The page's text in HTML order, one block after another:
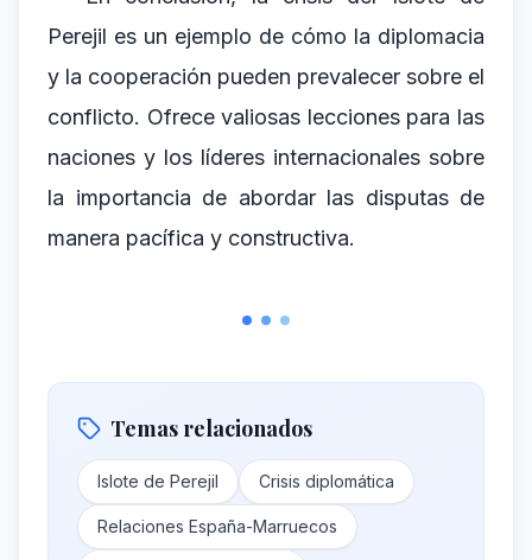
Perejil es un ejemplo de cómo la diplomacia
y la cooperación pueden prevalecer sobre el
conflicto. Ofrece valiosas lecciones para las
naciones y los líderes internacionales sobre
la importancia de abordar las disputas de
manera pacífica y constructiva.
Temas relacionados
Islote de Perejil Crisis diplomática
Relaciones España-Marruecos